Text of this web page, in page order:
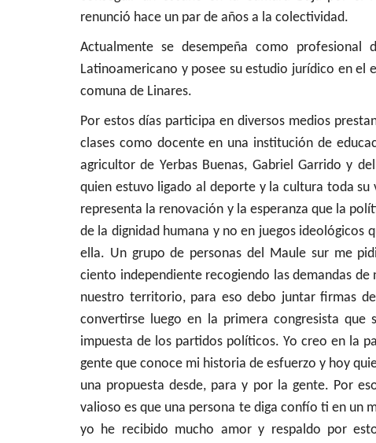
renunció hace un par de años a la colectividad.
Actualmente se desempeña como
Latinoamericano y posee su estudio jurídico en el
comuna de Linares.
Por estos días participa en diversos medios
clases como docente en una institución de
agricultor de Yerbas Buenas, Gabriel Garrido y
quien estuvo ligado al deporte y la cultura toda
representa la renovación y la esperanza que la
de la dignidad humana y no en juegos ideológicos
ella. Un grupo de personas del Maule sur me
ciento independiente recogiendo las demandas
nuestro territorio, para eso debo juntar firmas
convertirse luego en la primera congresista
impuesta de los partidos políticos. Yo creo en la
gente que conoce mi historia de esfuerzo y hoy
una propuesta desde, para y por la gente. Por
valioso es que una persona te diga confío ti en un
yo he recibido mucho amor y respaldo por